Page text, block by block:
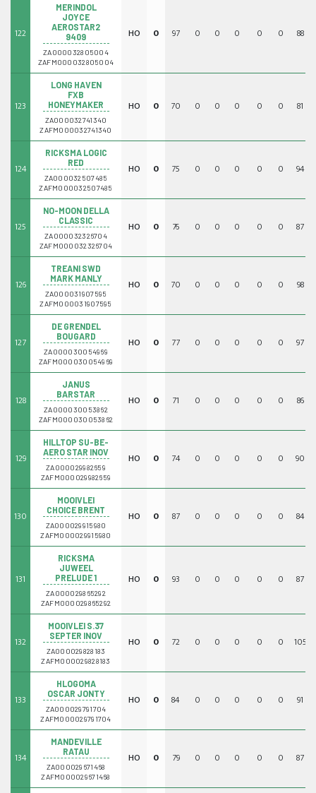
122
MERINDOL
JOYCE
AEROSTAR2
9409
ZA000032805004
ZAFM000032805004
HO 0 97 0 0 0 0 0 88
123
LONG HAVEN
FXB
HONEYMAKER
ZA000032741340
ZAFM000032741340
HO 0 70 0 0 0 0 0 81
124
RICKSMA LOGIC
RED
ZA000032507485
ZAFM000032507485
HO 0 75 0 0 0 0 0 94
125
NO-MOON DELLA
CLASSIC
ZA000032326704
ZAFM000032326704
HO 0 76 0 0 0 0 0 87
126
TREANI SWD
MARK MANLY
ZA000031907595
ZAFM000031907595
HO 0 70 0 0 0 0 0 98
127
DE GRENDEL
BOUGARD
ZA000030054969
ZAFM000030054969
HO 0 77 0 0 0 0 0 97
128
JANUS
BARSTAR
ZA000030053862
ZAFM000030053862
HO 0 71 0 0 0 0 0 86
129
HILLTOP SU-BE-
AERO STAR INOV
ZA000029982659
ZAFM000029982659
HO 0 74 0 0 0 0 0 90
130
MOOIVLEI
CHOICE BRENT
ZA000029915980
ZAFM000029915980
HO 0 87 0 0 0 0 0 84
131
RICKSMA
JUWEEL
PRELUDE 1
ZA000029865292
ZAFM000029865292
HO 0 93 0 0 0 0 0 87
132
MOOIVLEI S.37
SEPTER INOV
ZA000029828183
ZAFM000029828183
HO 0 72 0 0 0 0 0 105
133
HLOGOMA
OSCAR JONTY
ZA000029791704
ZAFM000029791704
HO 0 84 0 0 0 0 0 91
134
MANDEVILLE
RATAU
ZA000029671468
ZAFM000029671468
HO 0 79 0 0 0 0 0 87